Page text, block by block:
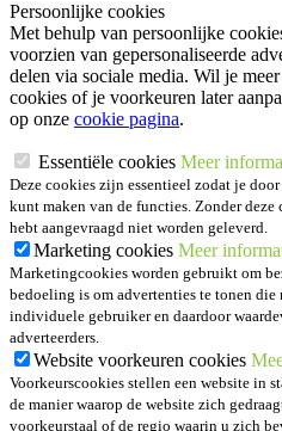
Persoonlijke cookies
Met behulp van persoonlijke
voorzien van gepersonaliseerde
delen via sociale media. Wil je
cookies of je voorkeuren later
op onze cookie pagina.
Essentiële cookies Meer
Deze cookies zijn essentieel zodat je
kunt maken van de functies. Zonder
hebt aangevraagd niet worden geleverd.
Marketing cookies Meer
Marketingcookies worden gebruikt om
bedoeling is om advertenties te tonen
individuele gebruiker en daardoor
adverteerders.
Website voorkeuren cookies
Voorkeurscookies stellen een website in
de manier waarop de website zich
voorkeurstaal of de regio waarin u zich